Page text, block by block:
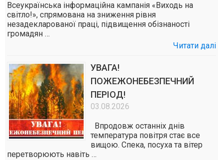
Всеукраїнська інформаційна кампанія «Виходь на
світло!», спрямована на зниження рівня
незадекларованої праці, підвищення обізнаності
громадян …
Читати далі
УВАГА!
ПОЖЕЖОНЕБЕЗПЕЧНИЙ
ПЕРІОД!
03.08.2026
Впродовж останніх днів
температура повітря стає все
вищою. Спека, посуха та вітер
перетворюють навіть …